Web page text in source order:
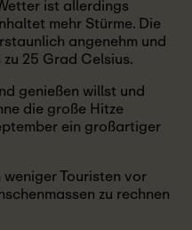
ist allerdings
mehr Stürme. Die
angenehm und
25 Grad Celsius.
genießen willst und
die große Hitze
ein großartiger
Touristen vor
zu rechnen